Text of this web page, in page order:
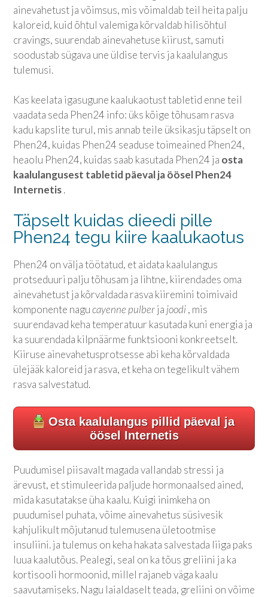
ainevahetust ja võimsus, mis võimaldab teil heita palju
kaloreid, kuid õhtul valemiga kõrvaldab hilisõhtul
cravings, suurendab ainevahetuse kiirust, samuti
soodustab sügava une üldise tervis ja kaalulangus
tulemusi.
Kas keelata igasugune kaalukaotust tabletid enne teil
vaadata seda Phen24 info: üks kõige tõhusam rasva
kadu kapslite turul, mis annab teile üksikasju täpselt on
Phen24, kuidas Phen24 seaduse toimeained Phen24,
heaolu Phen24, kuidas saab kasutada Phen24 ja osta
kaalulangusest tabletid päeval ja öösel Phen24
Internetis.
Täpselt kuidas dieedi pille
Phen24 tegu kiire kaalukaotus
Phen24 on välja töötatud, et aidata kaalulangus
protseduuri palju tõhusam ja lihtne, kiirendades oma
ainevahetust ja kõrvaldada rasva kiiremini toimivaid
komponente nagucayenne pulberja joodi, mis
suurendavad keha temperatuur kasutada kuni energia ja
ka suurendada kilpnäärme funktsiooni konkreetselt.
Kiiruse ainevahetusprotsesse abi keha kõrvaldada
ülejääk kaloreid ja rasva, et keha on tegelikult vähem
rasva salvestatud.
Osta kaalulangus pillid päeval ja
öösel Internetis
Puudumisel piisavalt magada vallandab stressi ja
ärevust, et stimuleerida paljude hormonaalsed ained,
mida kasutatakse üha kaalu. Kuigi inimkeha on
puudumisel puhata, võime ainevahetus süsivesik
kahjulikult mõjutanud tulemusena ületootmise
insuliini. ja tulemus on keha hakata salvestada liiga paks
luua kaalutõus. Pealegi, seal on ka tõus greliini ja ka
kortisooli hormoonid, millel rajaneb väga kaalu
saavutamiseks. Nagu laialdaselt teada, greliini on võime